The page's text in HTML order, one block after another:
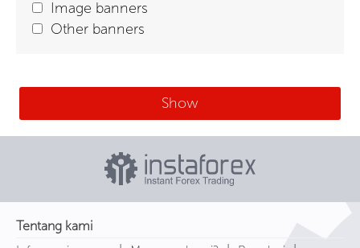
Image banners
Other banners
Show
Tentang kami